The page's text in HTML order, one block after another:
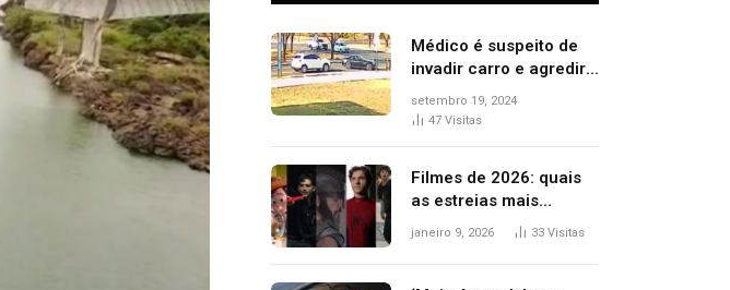
Médico é suspeito de
invadir carro e agredir
delegado aposentado
durante confusão no
setembro 19, 2024
47 Visitas
Filmes de 2026: quais
as estreias mais
aguardadas do ano?
janeiro 9, 2026 33 Visitas